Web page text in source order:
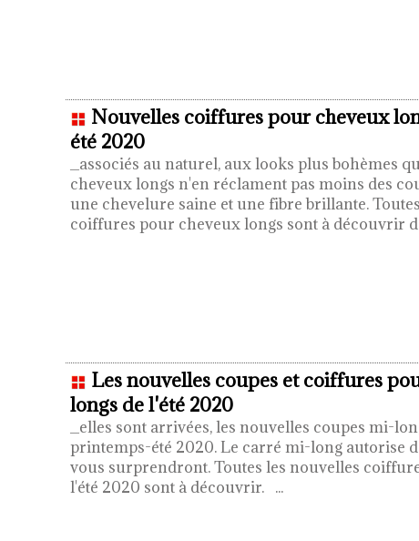
Nouvelles coiffures pour cheveux
été 2020
_associés au naturel, aux looks plus bohèmes
cheveux longs n'en réclament pas moins des
une chevelure saine et une fibre brillante.
coiffures pour cheveux longs sont à découvrir
Les nouvelles coupes et coiffures
longs de l'été 2020
_elles sont arrivées, les nouvelles coupes mi-
printemps-été 2020. Le carré mi-long autorise
vous surprendront. Toutes les nouvelles
l'été 2020 sont à découvrir. ...